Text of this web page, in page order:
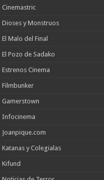
Cinemastric
Dioses y Monstruos
El Malo del Final
El Pozo de Sadako
Estrenos Cinema
Filmbunker
Gamerstown
Infocinema
Joanpique.com
Katanas y Colegialas
Kifund